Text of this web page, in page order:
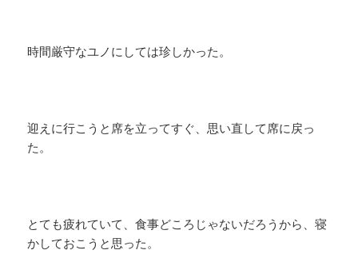
時間厳守なユノにしては珍しかった。
迎えに行こうと席を立ってすぐ、思い直して席に戻っ
た。
とても疲れていて、食事どころじゃないだろうから、寝
かしておこうと思った。